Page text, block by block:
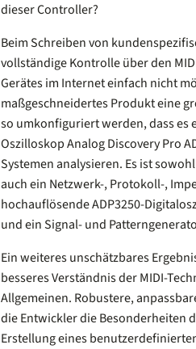
dieser Controller?
Beim Schreiben von
vollständige Kontrolle über den
Gerätes im Internet einfach nicht
maßgeschneidertes Produkt eine
so umkonfiguriert werden, dass es
Oszilloskop Analog Discovery Pro
Systemen analysieren. Es ist
auch ein Netzwerk-, Protokoll-,
hochauflösende ADP3250-
und ein Signal- und
Ein weiteres unschätzbares
besseres Verständnis der MIDI-
Allgemeinen. Robustere,
die Entwickler die Besonderheiten
Erstellung eines